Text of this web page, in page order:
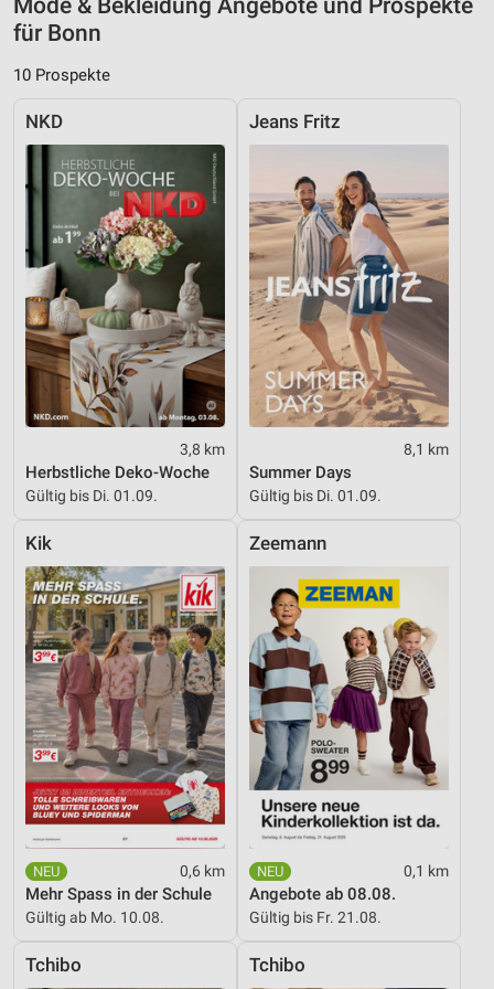
für Bonn
10 Prospekte
NKD
3,8 km
Herbstliche Deko-Woche
Gültig bis Di. 01.09.
Jeans Fritz
8,1 km
Summer Days
Gültig bis Di. 01.09.
Kik
0,6 km
Mehr Spass in der Schule
Gültig ab Mo. 10.08.
Zeemann
0,1 km
Angebote ab 08.08.
Gültig bis Fr. 21.08.
Tchibo Tchibo
Verwendung von Profilen zur Auswahl
personalisierter Werbung
Erstellung von Profilen zur Personalisierung
Verwendung von Profilen zur Auswahl
personalisierter Inhalte
Messung der Werbeleistung
Messung der Performance von Inhalten
Analyse von Zielgruppen durch Statistiken oder
Kombinationen von Daten aus verschiedenen
Quellen
Entwicklung und Verbesserung der Angebote
Verwendung reduzierter Daten zur Auswahl von
Geräte anhand von aktiv angeforderten
Informationen identifizieren
Nicht-IAB-Verarbeitungszwecke:
Notwendig
Performance
Funktional
Werbung